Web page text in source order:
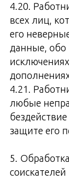
4.20.
всех лиц,
его
данные, обо
4.21.
любые
защите его
5.
соискателей